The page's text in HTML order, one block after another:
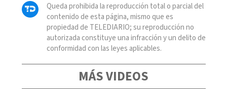
Queda prohibida la reproducción total o parcial del
contenido de esta página, mismo que es
propiedad de TELEDIARIO; su reproducción no
autorizada constituye una infracción y un delito de
conformidad con las leyes aplicables.
MÁS VIDEOS